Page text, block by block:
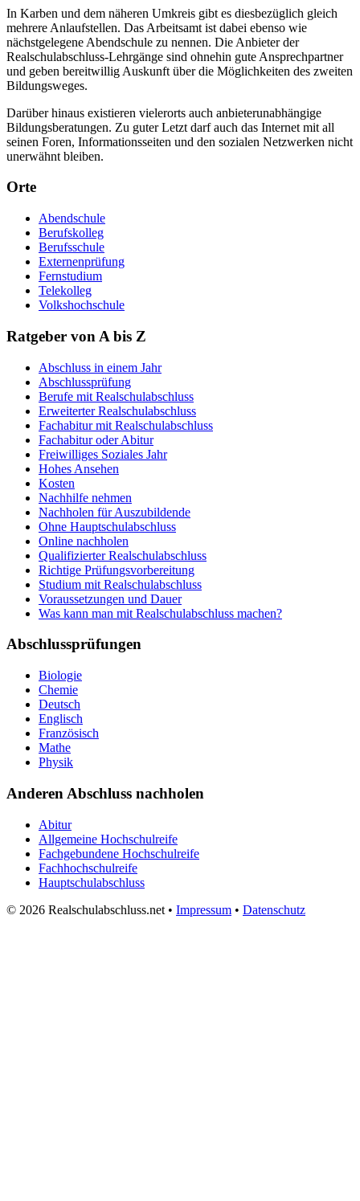
In Karben und dem näheren Umkreis gibt es diesbezüglich gleich
mehrere Anlaufstellen. Das Arbeitsamt ist dabei ebenso wie
nächstgelegene Abendschule zu nennen. Die Anbieter der
Realschulabschluss-Lehrgänge sind ohnehin gute Ansprechpartner
und geben bereitwillig Auskunft über die Möglichkeiten des zweiten
Bildungsweges.
Darüber hinaus existieren vielerorts auch anbieterunabhängige
Bildungsberatungen. Zu guter Letzt darf auch das Internet mit all
seinen Foren, Informationsseiten und den sozialen Netzwerken nicht
unerwähnt bleiben.
Orte
Abendschule
Berufskolleg
Berufsschule
Externenprüfung
Fernstudium
Telekolleg
Volkshochschule
Ratgeber von A bis Z
Abschluss in einem Jahr
Abschlussprüfung
Berufe mit Realschulabschluss
Erweiterter Realschulabschluss
Fachabitur mit Realschulabschluss
Fachabitur oder Abitur
Freiwilliges Soziales Jahr
Hohes Ansehen
Kosten
Nachhilfe nehmen
Nachholen für Auszubildende
Ohne Hauptschulabschluss
Online nachholen
Qualifizierter Realschulabschluss
Richtige Prüfungsvorbereitung
Studium mit Realschulabschluss
Voraussetzungen und Dauer
Was kann man mit Realschulabschluss machen?
Abschlussprüfungen
Biologie
Chemie
Deutsch
Englisch
Französisch
Mathe
Physik
Anderen Abschluss nachholen
Abitur
Allgemeine Hochschulreife
Fachgebundene Hochschulreife
Fachhochschulreife
Hauptschulabschluss
© 2026 Realschulabschluss.net • Impressum • Datenschutz